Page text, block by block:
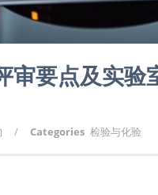
审要点及实
/ Categories 检验与化验